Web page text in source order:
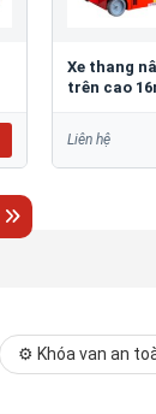
Xe thang
trên cao
Liên hệ
⚙️ Khóa van an